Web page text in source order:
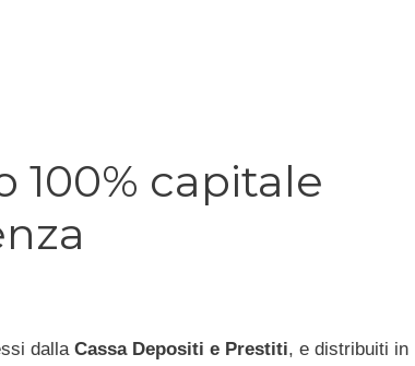
capitale
dalla Cassa Depositi e Prestiti, e distribuiti in